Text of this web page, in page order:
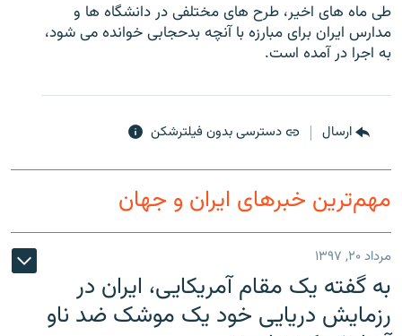
زبان‌های دیگر
طی ماه های اخير، طرح های مختلفی در دانشگاه ها و
مدارس ايران برای مبارزه با آنچه بدحجابی خوانده می شود،
به اجرا در آمده است.
ارسال دسترسی بدون فیلترشکن
مهم‌ترین خبرهای ایران و جهان
مرداد ۲۰, ۱۳۹۷
به گفته یک مقام آمریکایی، ایران در
رزمایش دریایی خود یک موشک ضد ناو